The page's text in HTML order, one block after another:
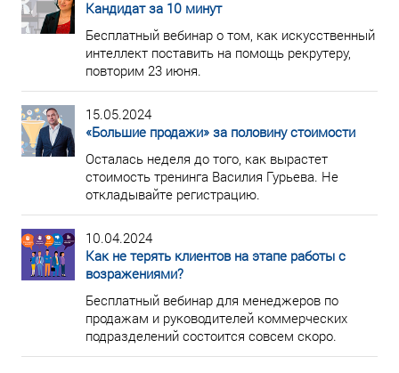
Кандидат за 10 минут
Бесплатный вебинар о том, как искусственный
интеллект поставить на помощь рекрутеру,
повторим 23 июня.
15.05.2024
«Большие продажи» за половину стоимости
Осталась неделя до того, как вырастет
стоимость тренинга Василия Гурьева. Не
откладывайте регистрацию.
10.04.2024
Как не терять клиентов на этапе работы с
возражениями?
Бесплатный вебинар для менеджеров по
продажам и руководителей коммерческих
подразделений состоится совсем скоро.